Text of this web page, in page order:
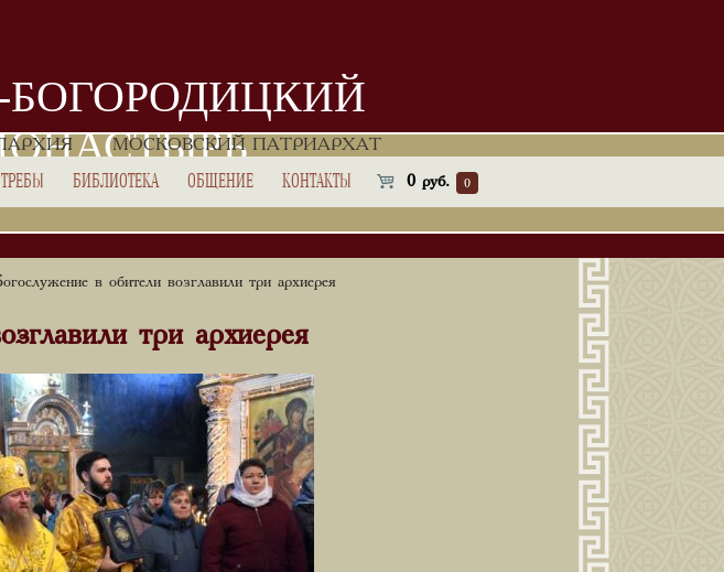
МОСКОВСКИЙ ПАТРИАРХАТ
ТРЕБЫ БИБЛИОТЕКА ОБЩЕНИЕ КОНТАКТЫ 0 руб. 0
в обители возглавили три архиерея
три архиерея